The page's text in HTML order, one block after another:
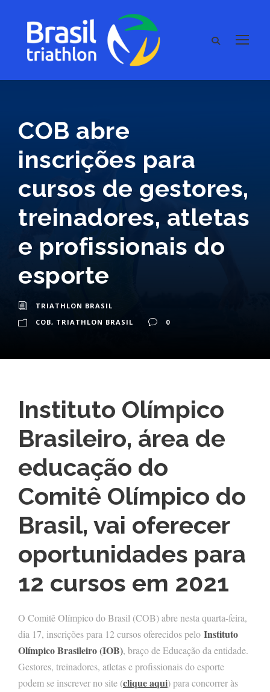
COB abre
inscrições para
cursos de gestores,
treinadores, atletas
e profissionais do
esporte
TRIATHLON BRASIL
COB, TRIATHLON BRASIL 0
Instituto Olímpico
Brasileiro, área de
educação do
Comitê Olímpico do
Brasil, vai oferecer
oportunidades para
12 cursos em 2021
O Comitê Olímpico do Brasil (COB) abre nesta quarta-feira,
dia 17, inscrições para 12 cursos oferecidos pelo Instituto
Olímpico Brasileiro (IOB), braço de Educação da entidade.
Gestores, treinadores, atletas e profissionais do esporte
podem se inscrever no site (clique aqui) para concorrer às